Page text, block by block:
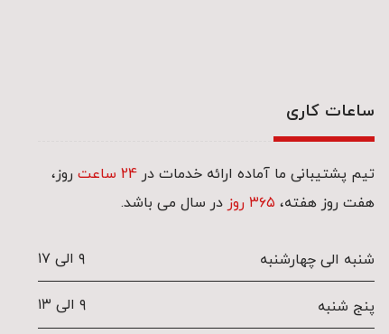
ساعات کاری
تیم پشتیبانی ما آماده ارائه خدمات در24 ساعت
روز،
هفت روز هفته، ۳۶۵ روز در سال می باشد.
شنبه الی چهارشنبه ۹ الی ۱۷
پنج شنبه ۹ الی ۱۳